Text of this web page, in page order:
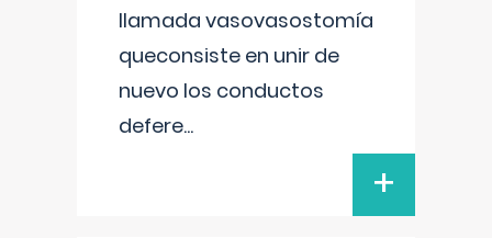
llamada vasovasostomía
queconsiste en unir de
nuevo los conductos
defere...
+